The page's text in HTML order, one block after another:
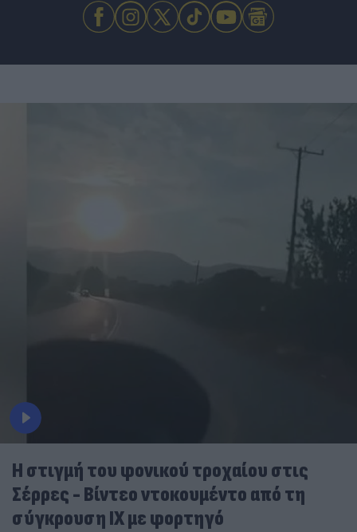
Η στιγμή του φονικού τροχαίου στις
Σέρρες - Βίντεο ντοκουμέντο από τη
σύγκρουση ΙΧ με φορτηγό